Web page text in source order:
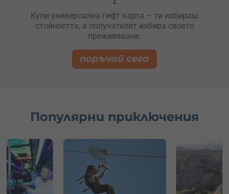
Купи универсална гифт карта – ти избираш
стойността, а получателят избира своето
преживяване.
поръчай сега
Популярни приключения